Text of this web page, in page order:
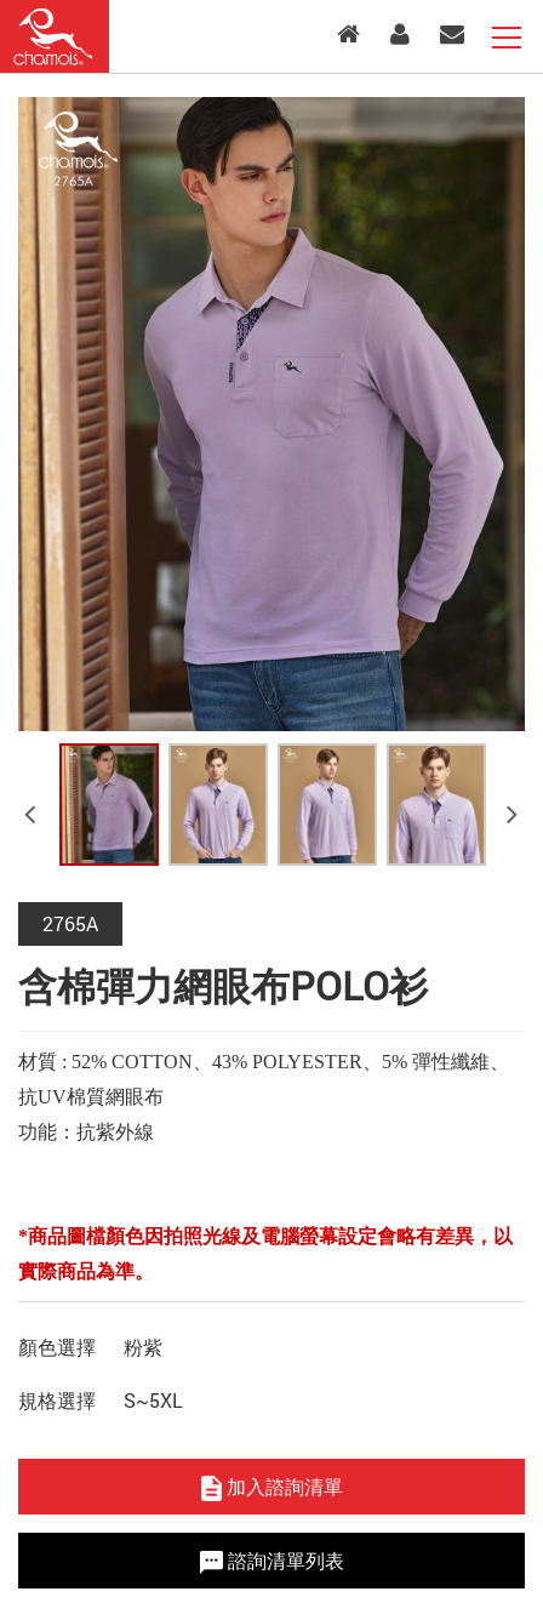
2765A
含棉彈力網眼布POLO衫
材質 : 52% COTTON、43% POLYESTER、5% 彈性纖維、
抗UV棉質網眼布
功能：抗紫外線
*商品圖檔顏色因拍照光線及電腦螢幕設定會略有差異，以
實際商品為準。
顏色選擇 粉紫
規格選擇 S~5XL
加入諮詢清單
諮詢清單列表